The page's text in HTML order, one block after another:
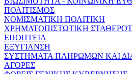
ΠΟΛΙΤΙΣΜΟΣ
ΝΟΜΙΣΜΑΤΙΚΗ ΠΟΛΙΤΙΚΗ
ΧΡΗΜΑΤΟΠΙΣΤΩΤΙΚΗ
ΕΠΟΠΤΕΙΑ
ΕΞΥΓΙΑΝΣΗ
ΣΥΣΤΗΜΑΤΑ ΠΛΗΡΩΜΩΝ ΚΑΙ
ΑΓΟΡΕΣ